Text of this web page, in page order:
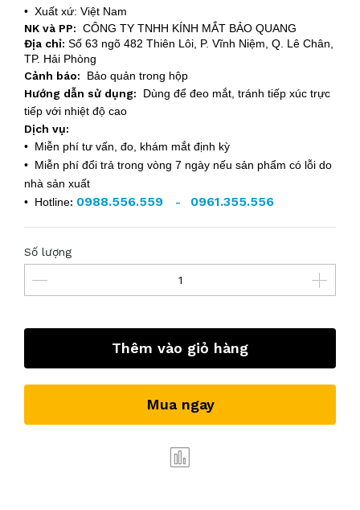
• Xuất xứ: Việt Nam
NK và PP: CÔNG TY TNHH KÍNH MẮT BẢO QUANG
Địa chỉ: Số 63 ngõ 482 Thiên Lôi, P. Vĩnh Niệm, Q. Lê Chân,
TP. Hải Phòng
Cảnh báo: Bảo quản trong hộp
Hướng dẫn sử dụng: Dùng để đeo mắt, tránh tiếp xúc trực
tiếp với nhiệt độ cao
Dịch vụ:
• Miễn phí tư vấn, đo, khám mắt định kỳ
• Miễn phí đổi trả trong vòng 7 ngày nếu sản phẩm có lỗi do
nhà sản xuất
• Hotline: 0988.556.559 - 0961.355.556
Số lượng
Thêm vào giỏ hàng
Mua ngay